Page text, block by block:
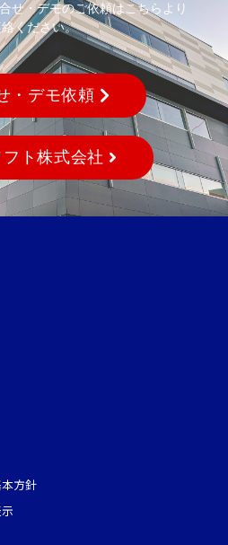
せ・デモのご依頼はこちらより
絡ください。
・デモ依頼
ト株式会社
方針